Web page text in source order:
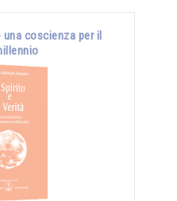
coscienza per il